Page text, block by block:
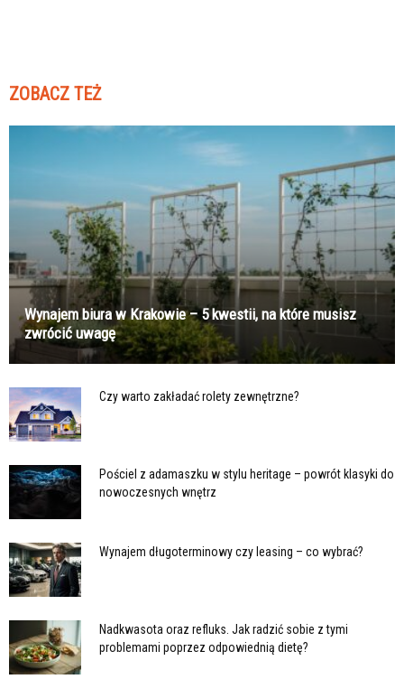
ZOBACZ TEŻ
Wynajem biura w Krakowie – 5 kwestii, na które musisz
zwrócić uwagę
Czy warto zakładać rolety zewnętrzne?
Pościel z adamaszku w stylu heritage – powrót klasyki do
nowoczesnych wnętrz
Wynajem długoterminowy czy leasing – co wybrać?
Nadkwasota oraz refluks. Jak radzić sobie z tymi
problemami poprzez odpowiednią dietę?